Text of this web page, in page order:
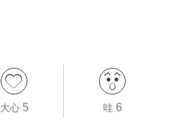
大心 5 哇 6